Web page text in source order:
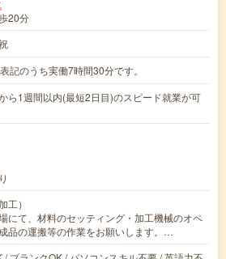
20分
記のうち実働7時間30分です。
ら1週間以内(最短2日目)のスピード就業が可
工）
にて、材料のセッティング・加工機械のオペ
品の運搬等の作業をお願いします。…